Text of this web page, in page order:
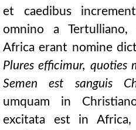
et caedibus
omnino a
Africa erant nomine
Plures efficimur, quoties
Semen est sanguis
umquam in
excitata est in